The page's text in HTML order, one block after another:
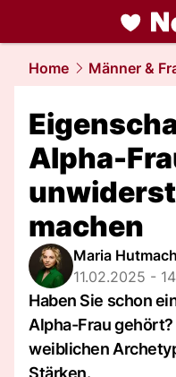
liebe.NAU.ch
Home Männer &
Alpha-
machen
Maria
11.02.2025 -
Haben Sie schon
Alpha-Frau
weiblichen
Stärken.